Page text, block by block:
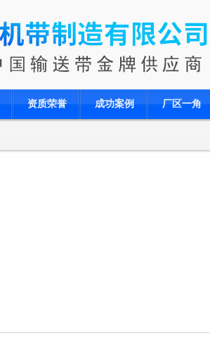
资质荣誉 成功案例 厂区一角